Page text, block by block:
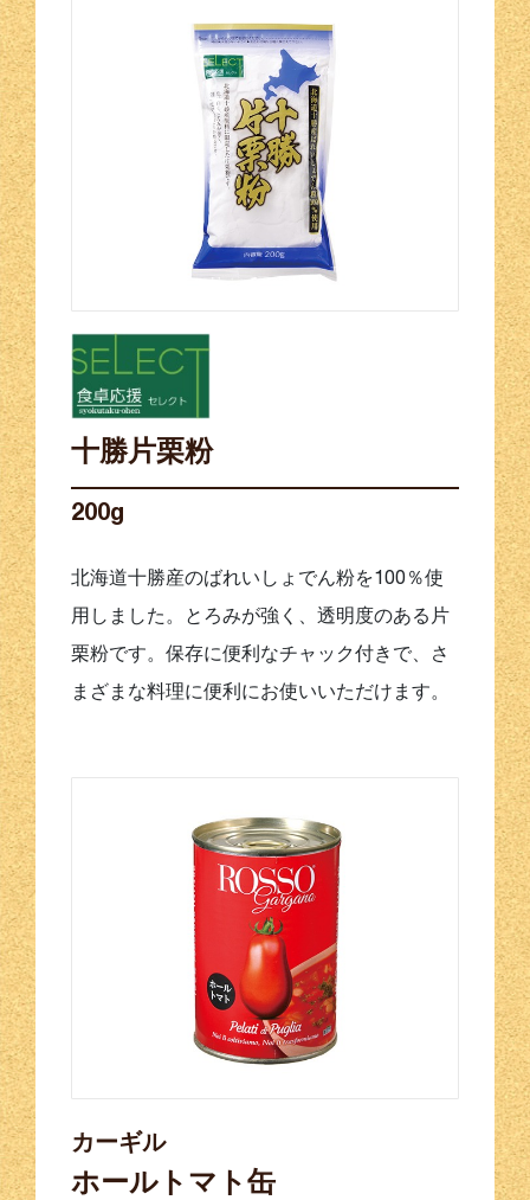
十勝片栗粉
200g
北海道十勝産のばれいしょでん粉を100％使
用しました。とろみが強く、透明度のある片
栗粉です。保存に便利なチャック付きで、さ
まざまな料理に便利にお使いいただけます。
カーギル
ホールトマト缶